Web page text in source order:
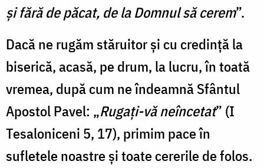
și fără de păcat, de la Domnul să cerem”.
Dacă ne rugăm stăruitor și cu credință la
biserică, acasă, pe drum, la lucru, în toată
vremea, după cum ne îndeamnă Sfântul
Apostol Pavel: „Rugați-vă neîncetat” (I
Tesaloniceni 5, 17), primim pace în
sufletele noastre și toate cererile de folos.